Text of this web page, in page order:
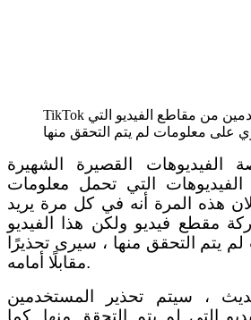
TikTok يحذر المستخدمين من مقاطع الفيديو التي
على معلومات لم يتم التحقق منها
التي تحمل معلومات
هذه المرة أنه في كل مرة يريد
مقطع فيديو ولكن هذا الفيديو
يتم التحقق منها ، سيرى تحذيرًا
مقابلًا أمامه.
، سيتم تحذير المستخدمين
التي لم يتم التحقق منها .كما